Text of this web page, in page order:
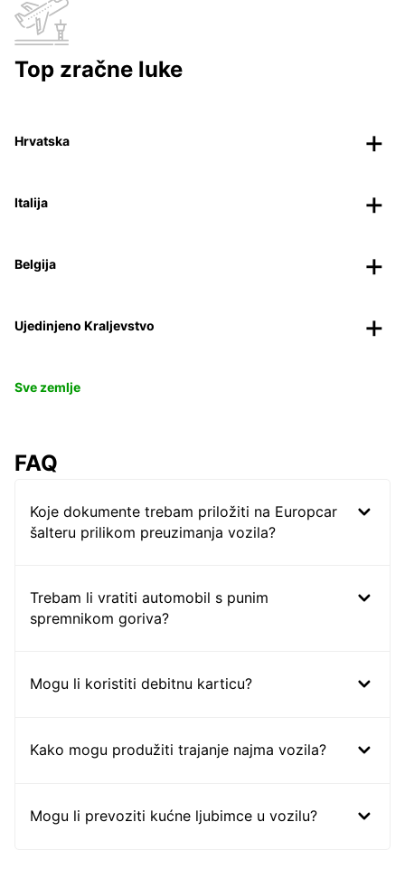
Top zračne luke
Hrvatska
Italija
Belgija
Ujedinjeno Kraljevstvo
Sve zemlje
FAQ
Koje dokumente trebam priložiti na Europcar
šalteru prilikom preuzimanja vozila?
Trebam li vratiti automobil s punim
spremnikom goriva?
Mogu li koristiti debitnu karticu?
Kako mogu produžiti trajanje najma vozila?
Mogu li prevoziti kućne ljubimce u vozilu?